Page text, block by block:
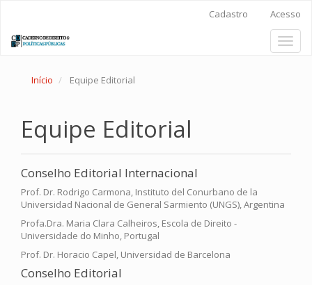
Content
Cadastro Acesso
Toggle
Início Equipe Editorial
Equipe Editorial
Conselho Editorial Internacional
Prof. Dr. Rodrigo Carmona, Instituto del Conurbano de la
Universidad Nacional de General Sarmiento (UNGS), Argentina
Profa.Dra. Maria Clara Calheiros, Escola de Direito -
Universidade do Minho, Portugal
Prof. Dr. Horacio Capel, Universidad de Barcelona
Conselho Editorial